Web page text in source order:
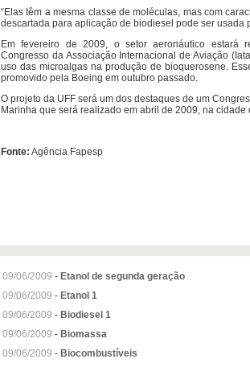
“Elas têm a mesma classe de moléculas, mas com
descartada para aplicação de biodiesel pode ser usada
Em fevereiro de 2009, o setor aeronáutico estará
Congresso da Associação Internacional de Aviação
uso das microalgas na produção de bioquerosene.
promovido pela Boeing em outubro passado.
O projeto da UFF será um dos destaques de um
Marinha que será realizado em abril de 2009, na
Fonte: Agência Fapesp
09/06/2009 - Etanol de segunda geração
09/06/2009 - Etanol 1
09/06/2009 - Biodiesel 1
09/06/2009 - Biomassa
09/06/2009 - Biocombustíveis